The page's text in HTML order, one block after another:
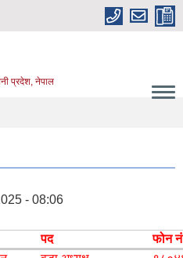
प्रदेश, नेपाल
- 08:06
पद
फोन नं